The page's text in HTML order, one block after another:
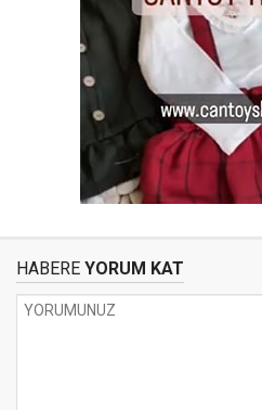
HABERE YORUM KAT